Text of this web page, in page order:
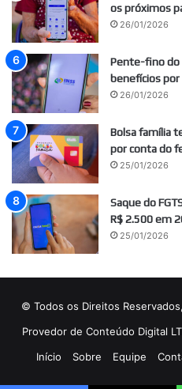
os próximos
26/01/2026
Pente-fino do
benefícios por
26/01/2026
Bolsa família
por conta do
25/01/2026
Saque do
R$ 2.500 em
25/01/2026
© Todos os Direitos
Provedor de Conteúdo Digital
Início
Sobre Equipe